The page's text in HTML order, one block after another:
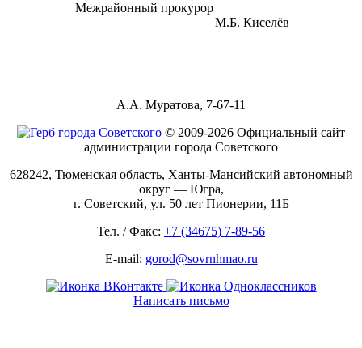
Межрайонный прокурор
М.Б. Киселёв
А.А. Муратова, 7-67-11
© 2009-2026 Официальный сайт
администрации города Советского
628242, Тюменская область, Ханты-Мансийский автономный
округ — Югра,
г. Советский, ул. 50 лет Пионерии, 11Б
Тел. / Факс: +7 (34675) 7-89-56
E-mail: gorod@sovrnhmao.ru
Написать письмо